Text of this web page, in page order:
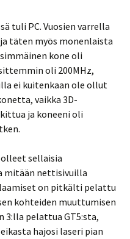
tuli PC. Vuosien varrella
täten myös monenlaista
kone oli
oli 200MHz,
ei kuitenkaan ole ollut
vaikka 3D-
ja koneeni oli
sellaisia
mitään nettisivuilla
on pitkälti pelattu
kohteiden muuttumisen
3:lla pelattua GT5:sta,
hajosi laseri pian